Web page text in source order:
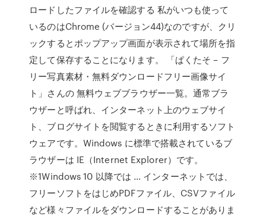
ロードしたファイルを確認する 私がいつも使って
いるのはChrome (バージョン44)なのですが、クリ
ックするとポップアップ画面が表示されて場所を指
定して保存することになります。 「ぱくたそ – フ
リー写真素材・無料ダウンロードフリー画像サイ
ト」さんの 無料ウェブブラウザー一覧。通常ブラ
ウザーと呼ばれ、インターネット上のウェブサイ
ト、ブログサイトを閲覧するときに利用するソフト
ウェアです。Windows に標準で搭載されているブ
ラウザーは IE（Internet Explorer）です。
※1Windows 10 以降では … インターネットでは、
フリーソフトをはじめPDFファイル、CSVファイル
など様々ファイルをダウンロードすることがありま